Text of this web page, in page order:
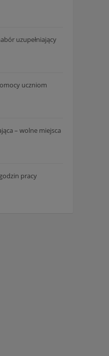
uzupełniający
uczniom
– wolne miejsca
pracy